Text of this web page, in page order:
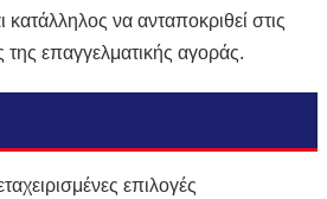
κατάλληλος να ανταποκριθεί στις
της επαγγελματικής αγοράς.
επιλογές